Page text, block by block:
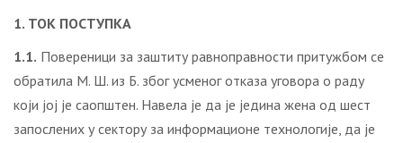
1. ТОК ПОСТУПКА
1.1. Повереници за заштиту равноправности притужбом се
обратила М. Ш. из Б. због усменог отказа уговора о раду
који јој је саопштен. Навела је да је једина жена од шест
запослених у сектору за информационе технологије, да је